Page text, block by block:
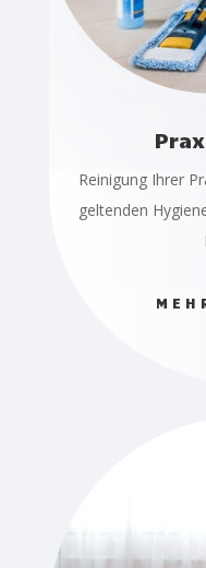
Reinigung Ihrer
geltenden